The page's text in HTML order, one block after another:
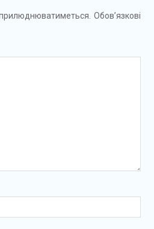
Обов’язкові